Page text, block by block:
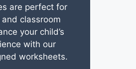
are perfect for
classroom
your child’s
with our
worksheets.